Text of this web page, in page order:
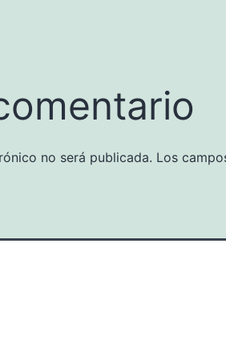
no será publicada. Los